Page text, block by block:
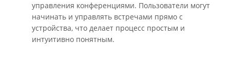
управления конференциями. Пользователи могут
начинать и управлять встречами прямо с
устройства, что делает процесс простым и
интуитивно понятным.